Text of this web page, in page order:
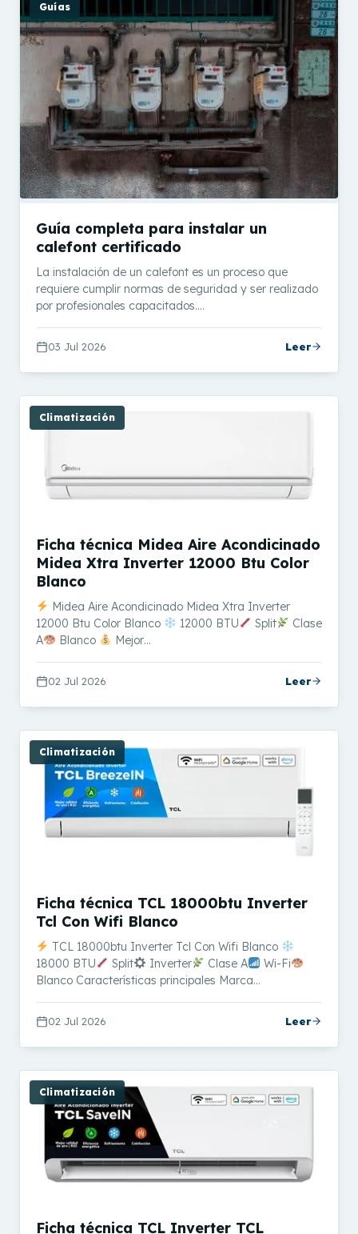
Guías
Guía completa para instalar un
calefont certificado
La instalación de un calefont es un proceso que
requiere cumplir normas de seguridad y ser realizado
por profesionales capacitados.…
03 Jul 2026 Leer
Climatización
Ficha técnica Midea Aire Acondicinado
Midea Xtra Inverter 12000 Btu Color
Blanco
Midea Aire Acondicinado Midea Xtra Inverter
12000 Btu Color Blanco
12000 BTU Split
Clase
A
Blanco Mejor…
02 Jul 2026 Leer
Climatización
Ficha técnica TCL 18000btu Inverter
Tcl Con Wifi Blanco
TCL 18000btu Inverter Tcl Con Wifi Blanco
18000 BTU
Split Inverter Clase A
Wi-Fi
Blanco Características principales Marca…
02 Jul 2026 Leer
Climatización
Ficha técnica TCL Inverter TCL